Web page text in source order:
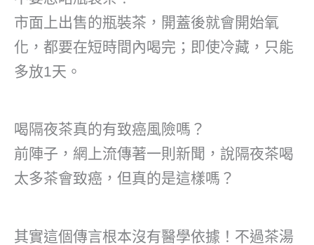
市面上出售的瓶裝茶，開蓋後就會開始氧
化，都要在短時間內喝完；即使冷藏，只能
多放1天。
喝隔夜茶真的有致癌風險嗎？
前陣子，網上流傳著一則新聞，說隔夜茶喝
太多茶會致癌，但真的是這樣嗎？
其實這個傳言根本沒有醫學依據！不過茶湯